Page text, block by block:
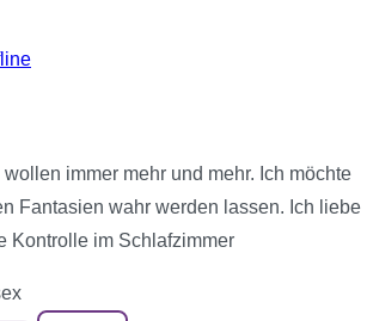
immer mehr und mehr. Ich möchte
Fantasien wahr werden lassen. Ich liebe
Kontrolle im Schlafzimmer